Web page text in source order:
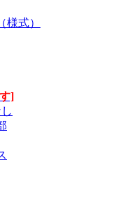
様式）
]